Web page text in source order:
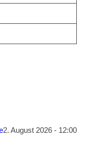
2. August 2026 - 12:00